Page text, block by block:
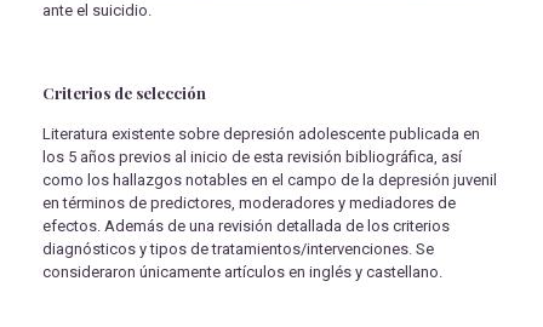
ante el suicidio.
Criterios de selección
Literatura existente sobre depresión adolescente publicada en
los 5 años previos al inicio de esta revisión bibliográfica, así
como los hallazgos notables en el campo de la depresión juvenil
en términos de predictores, moderadores y mediadores de
efectos. Además de una revisión detallada de los criterios
diagnósticos y tipos de tratamientos/intervenciones. Se
consideraron únicamente artículos en inglés y castellano.